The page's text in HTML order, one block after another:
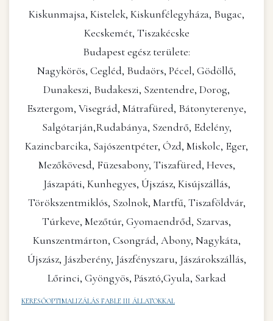
Kiskunmajsa, Kistelek, Kiskunfélegyháza, Bugac,
Kecskemét, Tiszakécske
Budapest egész területe:
Nagykörös, Cegléd, Budaörs, Pécel, Gödöllő,
Dunakeszi, Budakeszi, Szentendre, Dorog,
Esztergom, Visegrád, Mátrafüred, Bátonyterenye,
Salgótarján,Rudabánya, Szendrő, Edelény,
Kazincbarcika, Sajószentpéter, Ózd, Miskolc, Eger,
Mezőkövesd, Füzesabony, Tiszafüred, Heves,
Jászapáti, Kunhegyes, Újszász, Kisújszállás,
Törökszentmiklós, Szolnok, Martfű, Tiszaföldvár,
Túrkeve, Mezőtúr, Gyomaendrőd, Szarvas,
Kunszentmárton, Csongrád, Abony, Nagykáta,
Újszász, Jászberény, Jászfényszaru, Jászárokszállás,
Lőrinci, Gyöngyös, Pásztó,Gyula, Sarkad
KERESŐOPTIMALIZÁLÁS FABLE III ÁLLATOKKAL